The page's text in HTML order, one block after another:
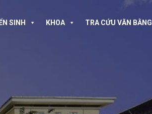
SINH KHOA TRA CỨU VĂN BẰNG